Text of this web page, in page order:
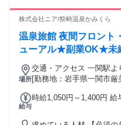
分！ ╰━━━━━ｖ
渋民駅 ・好摩駅 ・盛岡
町 ・花巻市 ・八幡平市
〉〉 ╭━━━━━━━━━━━╮ ☆こんな経験も活かせる
╰━━━━━ｖ━━━━━╯ ・
タッフ ・アパレル販売
・ホテルフロント ・フ
株式会社ニア/祭畤温泉かみくら
温泉旅館 夜間フロント
ューアル★副業OK★未
場所
交通・アクセス 一関駅
[勤務地：岩手県一関市厳
給与
時給1,050円～1,400円 給